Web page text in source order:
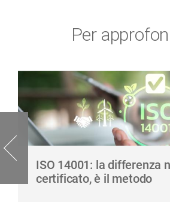
Per
ISO 14001: la differenza
certificato, è il metodo